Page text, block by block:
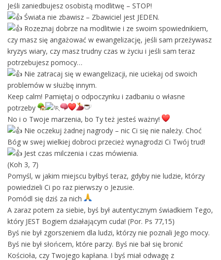
Jeśli zaniedbujesz osobistą modlitwę – STOP!
Świata nie zbawisz – Zbawiciel jest JEDEN.
Rozeznaj dobrze na modlitwie i ze swoim spowiednikiem,
czy masz się angażować w ewangelizację, jeśli sam przeżywasz
kryzys wiary, czy masz trudny czas w życiu i jeśli sam teraz
potrzebujesz pomocy…
Nie zatracaj się w ewangelizacji, nie uciekaj od swoich
problemów w służbę innym.
Keep calm! Pamiętaj o odpoczynku i zadbaniu o własne
potrzeby
No i o Twoje marzenia, bo Ty też jesteś ważny!
Nie oczekuj żadnej nagrody – nic Ci się nie należy. Choć
Bóg w swej wielkiej dobroci przecież wynagrodzi Ci Twój trud!
Jest czas milczenia i czas mówienia.
(Koh 3, 7)
Pomyśl, w jakim miejscu byłbyś teraz, gdyby nie ludzie, którzy
powiedzieli Ci po raz pierwszy o Jezusie.
Pomódl się dziś za nich
A zaraz potem za siebie, byś był autentycznym świadkiem Tego,
który JEST Bogiem działającym cuda! (Por. Ps 77,15)
Byś nie był zgorszeniem dla ludzi, którzy nie poznali Jego mocy.
Byś nie był słońcem, które parzy. Byś nie bał się bronić
Kościoła, czy Twojego kapłana. I byś miał odwagę z